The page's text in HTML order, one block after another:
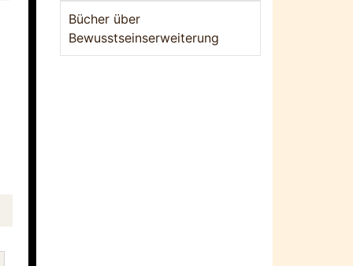
Bücher über
Bewusstseinserweiterung